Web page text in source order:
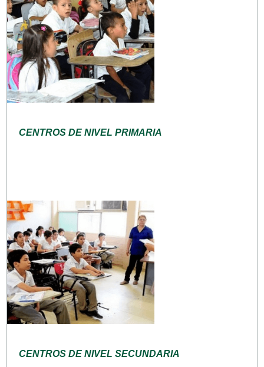
CENTROS DE NIVEL PRIMARIA
CENTROS DE NIVEL SECUNDARIA